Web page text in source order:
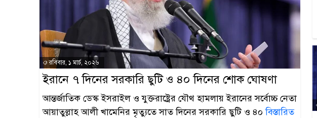
রবিবার, ১ মার্চ, ২০২৬
ইরানে ৭ দিনের সরকারি ছুটি ও ৪০ দিনের শোক ঘোষণা
আন্তর্জাতিক ডেস্ক ইসরাইল ও যুক্তরাষ্ট্রের যৌথ হামলায় ইরানের সর্বোচ্চ নেতা
আয়াতুল্লাহ আলী খামেনির মৃত্যুতে সাত দিনের সরকারি ছুটি ও ৪০বিস্তারিত